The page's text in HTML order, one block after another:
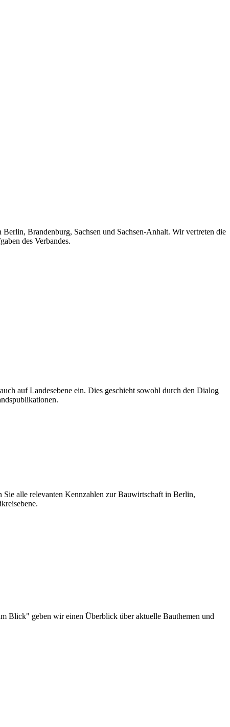
Brandenburg, Sachsen und Sachsen-Anhalt. Wir vertreten die
des Verbandes.
auf Landesebene ein. Dies geschieht sowohl durch den Dialog
alle relevanten Kennzahlen zur Bauwirtschaft in Berlin,
Blick" geben wir einen Überblick über aktuelle Bauthemen und